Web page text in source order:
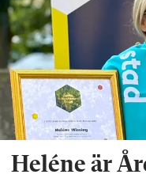
Heléne är